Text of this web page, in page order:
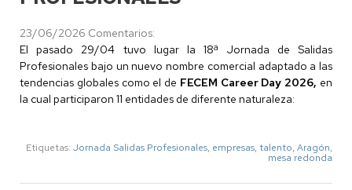
23/06/2026 Comentarios:
El pasado 29/04 tuvo lugar la 18ª Jornada de Salidas
Profesionales bajo un nuevo nombre comercial adaptado a las
tendencias globales como el de FECEM Career Day 2026, en
la cual participaron 11 entidades de diferente naturaleza:
Etiquetas: Jornada Salidas Profesionales, empresas, talento, Aragón,
mesa redonda